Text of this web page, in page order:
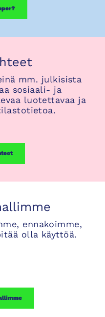
mm. julkisista
sosiaali- ja
luotettavaa ja
ennakoimme,
olla käyttöä.